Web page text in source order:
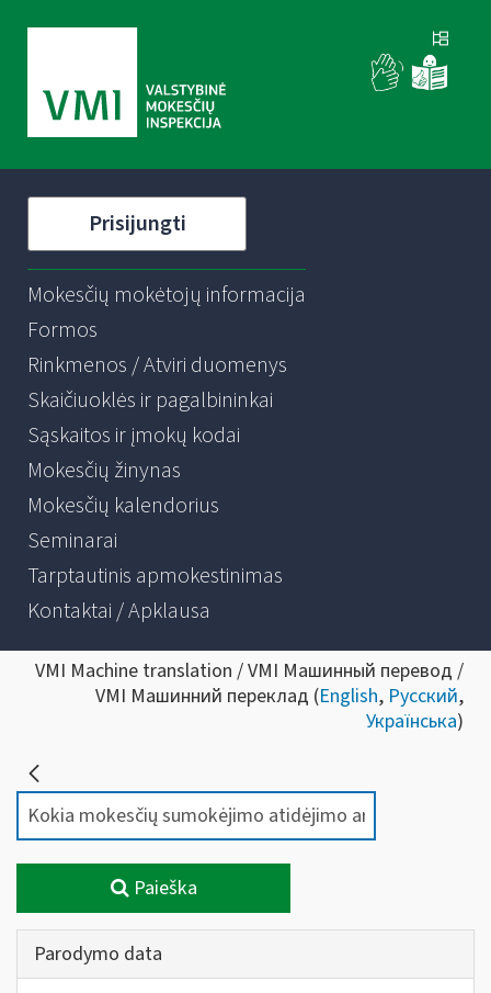
Prisijungti
Mokesčių mokėtojų informacija
Formos
Rinkmenos / Atviri duomenys
Skaičiuoklės ir pagalbininkai
Sąskaitos ir įmokų kodai
Mokesčių žinynas
Mokesčių kalendorius
Seminarai
Tarptautinis apmokestinimas
Kontaktai / Apklausa
VMI Machine translation / VMI Машинный перевод /
VMI Машинний переклад (English, Русский,
Українська)
Paieška
Parodymo data